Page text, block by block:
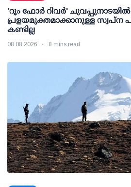
'റൂം ഫോര്‍ റിവര്‍'
പ്രളയമുക്തമാക്കാനുള്ള സ്വപ്ന
കണ്ടില്ല
08 08 2026 8 mins read